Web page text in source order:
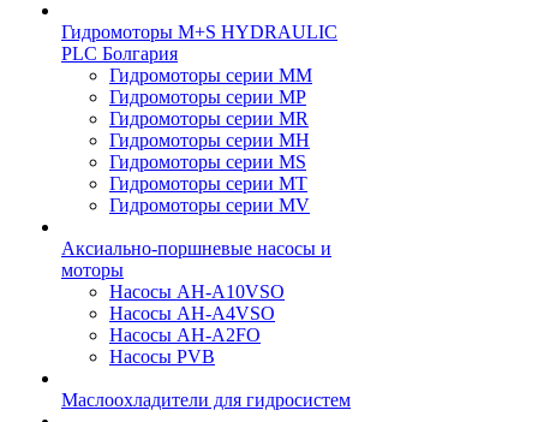
Гидромоторы M+S HYDRAULIC
PLC Болгария
Гидромоторы серии ММ
Гидромоторы серии МP
Гидромоторы серии МR
Гидромоторы серии МH
Гидромоторы серии МS
Гидромоторы серии МT
Гидромоторы серии МV
Аксиально-поршневые насосы и
моторы
Насосы AH-A10VSO
Насосы AH-A4VSO
Насосы AH-A2FO
Насосы PVB
Маслоохладители для гидросистем